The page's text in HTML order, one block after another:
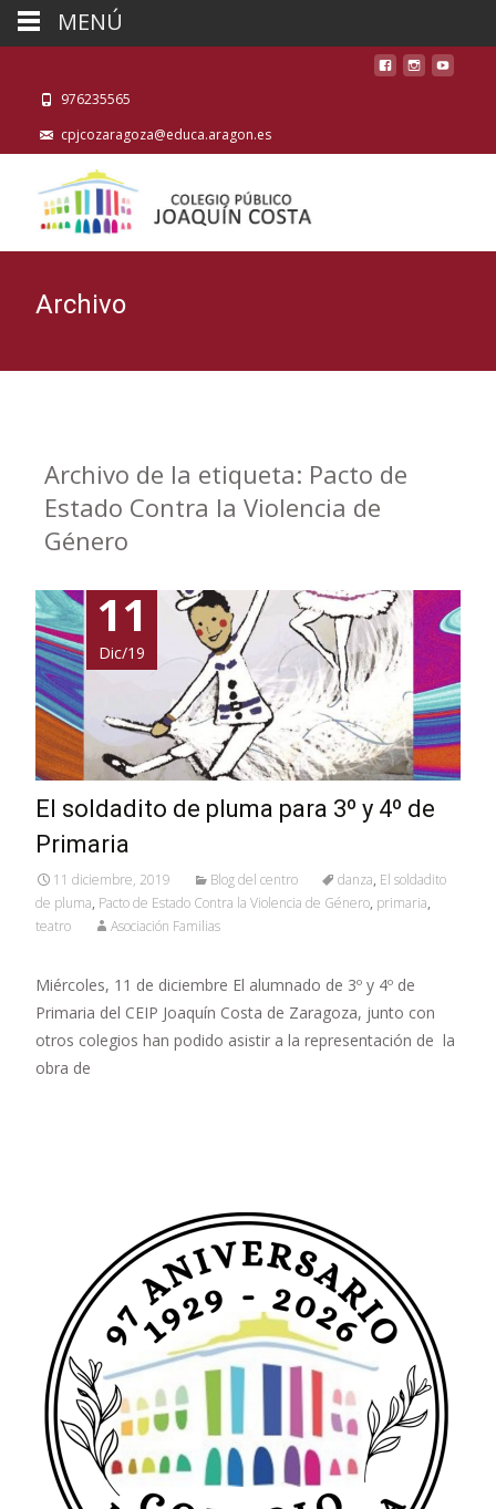
976235565
cpjcozaragoza@educa.aragon.es
Archivo
Archivo de la etiqueta: Pacto de
Estado Contra la Violencia de
Género
11
Dic/19
El soldadito de pluma para 3º y 4º de
Primaria
11 diciembre, 2019 Blog del centro danza, El soldadito
de pluma, Pacto de Estado Contra la Violencia de Género, primaria,
teatro
Asociación Familias
Miércoles, 11 de diciembre El alumnado de 3º y 4º de
Primaria del CEIP Joaquín Costa de Zaragoza, junto con
otros colegios han podido asistir a la representación de la
obra de
MENÚ